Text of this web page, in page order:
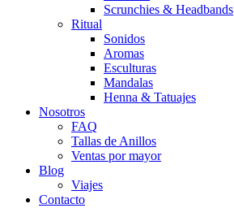
Scrunchies & Headbands
Ritual
Sonidos
Aromas
Esculturas
Mandalas
Henna & Tatuajes
Nosotros
FAQ
Tallas de Anillos
Ventas por mayor
Blog
Viajes
Contacto